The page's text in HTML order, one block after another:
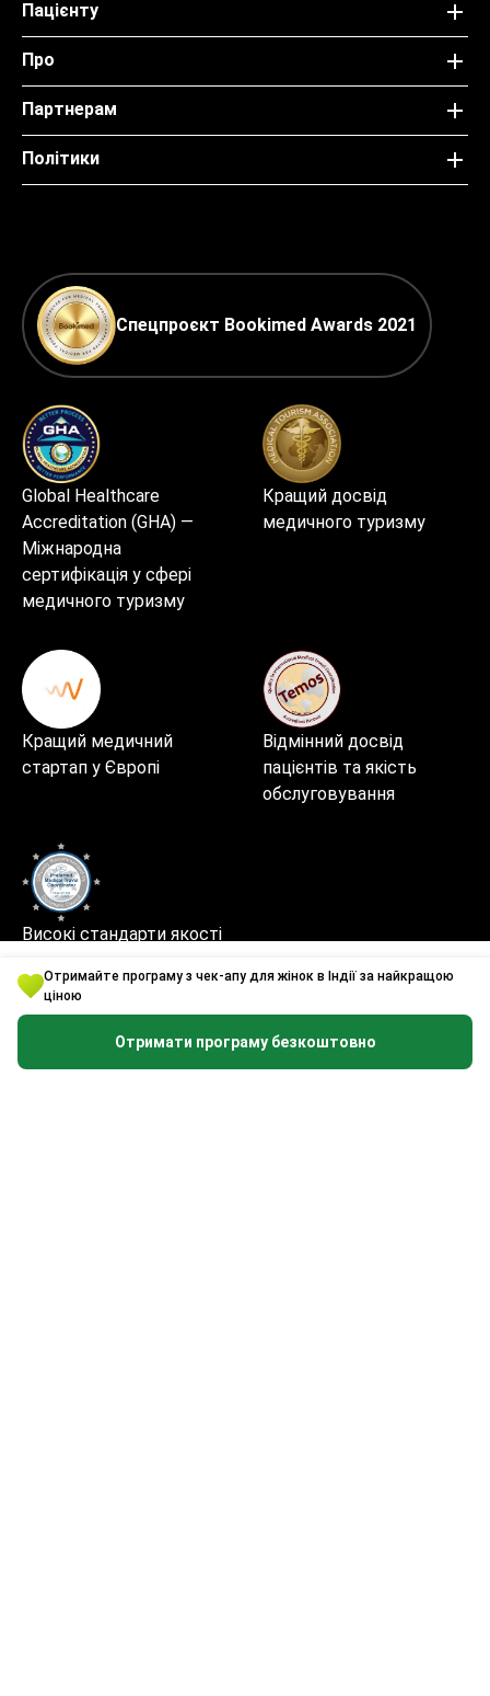
Отримайте програму з чек-апу для жінок в Індії за найкращою
ціною
Отримати програму безкоштовно
Пацієнту
Про
Партнерам
Політики
Спецпроєкт Bookimed Awards 2021
Global Healthcare
Accreditation (GHA) —
Міжнародна
сертифікація у сфері
медичного туризму
Кращий досвід
медичного туризму
Кращий медичний
стартап у Європі
Відмінний досвід
пацієнтів та якість
обслуговування
Високі стандарти якості